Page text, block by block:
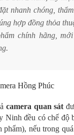
nhanh chóng,
hợp đồng thỏa
chính hãng,
Hồng Phúc
camera quan sát
Ninh đều có chế độ
phẩm), nếu trong